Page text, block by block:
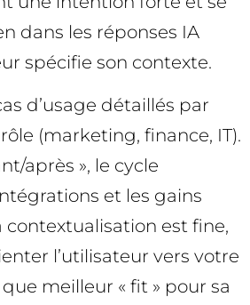
dans les réponses IA
spécifie son contexte.
d’usage détaillés par
(marketing, finance, IT).
après », le cycle
et les gains
contextualisation est fine,
l’utilisateur vers votre
meilleur « fit » pour sa